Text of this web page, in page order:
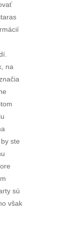
na
ste
sú
však